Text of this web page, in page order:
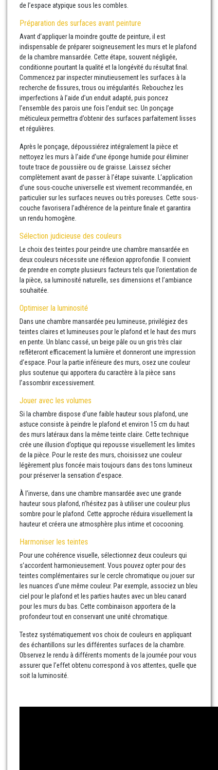
de l’espace atypique sous les combles.
Préparation des surfaces avant peinture
Avant d’appliquer la moindre goutte de peinture, il est
indispensable de préparer soigneusement les murs et le plafond
de la chambre mansardée. Cette étape, souvent négligée,
conditionne pourtant la qualité et la longévité du résultat final.
Commencez par inspecter minutieusement les surfaces à la
recherche de fissures, trous ou irrégularités. Rebouchez les
imperfections à l’aide d’un enduit adapté, puis poncez
l’ensemble des parois une fois l’enduit sec. Un ponçage
méticuleux permettra d’obtenir des surfaces parfaitement lisses
et régulières.
Après le ponçage, dépoussiérez intégralement la pièce et
nettoyez les murs à l’aide d’une éponge humide pour éliminer
toute trace de poussière ou de graisse. Laissez sécher
complètement avant de passer à l’étape suivante. L’application
d’une sous-couche universelle est vivement recommandée, en
particulier sur les surfaces neuves ou très poreuses. Cette sous-
couche favorisera l’adhérence de la peinture finale et garantira
un rendu homogène.
Sélection judicieuse des couleurs
Le choix des teintes pour peindre une chambre mansardée en
deux couleurs nécessite une réflexion approfondie. Il convient
de prendre en compte plusieurs facteurs tels que l’orientation de
la pièce, sa luminosité naturelle, ses dimensions et l’ambiance
souhaitée.
Optimiser la luminosité
Dans une chambre mansardée peu lumineuse, privilégiez des
teintes claires et lumineuses pour le plafond et le haut des murs
en pente. Un blanc cassé, un beige pâle ou un gris très clair
reflèteront efficacement la lumière et donneront une impression
d’espace. Pour la partie inférieure des murs, osez une couleur
plus soutenue qui apportera du caractère à la pièce sans
l’assombrir excessivement.
Jouer avec les volumes
Si la chambre dispose d’une faible hauteur sous plafond, une
astuce consiste à peindre le plafond et environ 15 cm du haut
des murs latéraux dans la même teinte claire. Cette technique
crée une illusion d’optique qui repousse visuellement les limites
de la pièce. Pour le reste des murs, choisissez une couleur
légèrement plus foncée mais toujours dans des tons lumineux
pour préserver la sensation d’espace.
À l’inverse, dans une chambre mansardée avec une grande
hauteur sous plafond, n’hésitez pas à utiliser une couleur plus
sombre pour le plafond. Cette approche réduira visuellement la
hauteur et créera une atmosphère plus intime et cocooning.
Harmoniser les teintes
Pour une cohérence visuelle, sélectionnez deux couleurs qui
s’accordent harmonieusement. Vous pouvez opter pour des
teintes complémentaires sur le cercle chromatique ou jouer sur
les nuances d’une même couleur. Par exemple, associez un bleu
ciel pour le plafond et les parties hautes avec un bleu canard
pour les murs du bas. Cette combinaison apportera de la
profondeur tout en conservant une unité chromatique.
Testez systématiquement vos choix de couleurs en appliquant
des échantillons sur les différentes surfaces de la chambre.
Observez le rendu à différents moments de la journée pour vous
assurer que l’effet obtenu correspond à vos attentes, quelle que
soit la luminosité.